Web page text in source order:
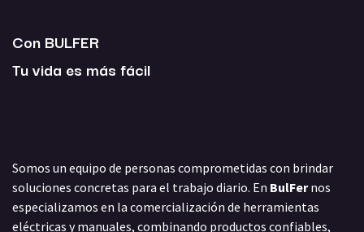
Con BULFER
Tu vida es más fácil
Somos un equipo de personas comprometidas con brindar
soluciones concretas para el trabajo diario. En BulFernos
especializamos en la comercialización de herramientas
eléctricas y manuales, combinando productos confiables,